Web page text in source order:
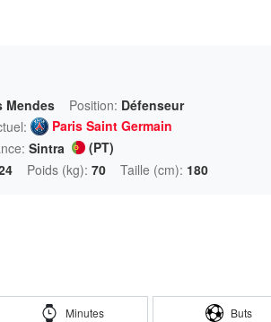
Mendes Position: Défenseur
Paris Saint Germain
Sintra
(PT)
Poids (kg): 70 Taille (cm): 180
Minutes Buts